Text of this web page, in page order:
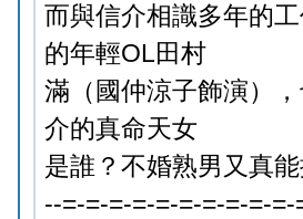
而與信介相識多年的
的年輕OL田村
滿（國仲涼子飾演）
介的真命天女
是誰？不婚熟男又真
--=-=-=-=-=-=-=-=-=-